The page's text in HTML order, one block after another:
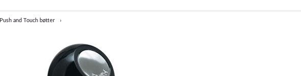
Push and Touch bøtter